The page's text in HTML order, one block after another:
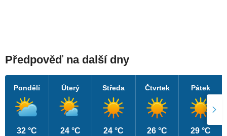
Předpověď na další dny
Pondělí
32 °C
Úterý
24 °C
Středa
24 °C
Čtvrtek
26 °C
Pátek
29 °C